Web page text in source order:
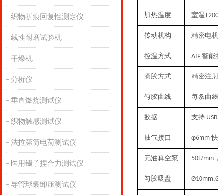
织物折痕回复性测定仪
线性耐磨试验机
干燥机
分析仪
垂直燃烧测试仪
织物触感测试仪
法拉第筒电荷测试仪
医用镊子捏合力测试仪
导管球囊卸压测试仪
加热温度 室温+
传动机构 精密电机
控温方式 AIP 智能
滴胶方式 精密注
匀胶曲线 每条曲线
数据 支持
抽气接口 φ6mm
无油真空泵 50L/min
匀胶吸盘 Ø10mm,